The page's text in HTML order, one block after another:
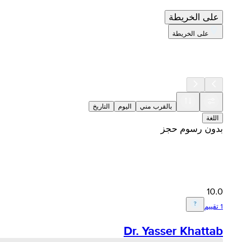
على الخريطة
على الخريطة
بالقرب مني اليوم
التاريخ
اللغة
بدون رسوم حجز
10.0
Dr. Yasser Khattab